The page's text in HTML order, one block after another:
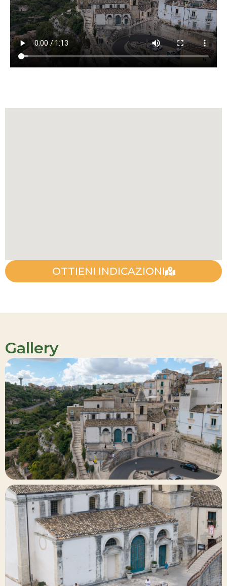
OTTIENI INDICAZIONI
Gallery